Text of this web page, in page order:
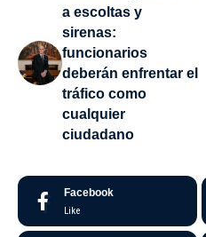
a escoltas y
sirenas:
funcionarios
deberán enfrentar el
tráfico como
cualquier
ciudadano
Facebook
Like